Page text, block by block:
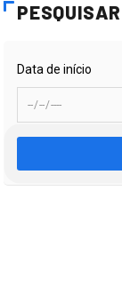
Data de início